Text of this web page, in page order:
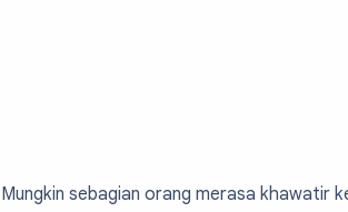
Mungkin sebagian orang merasa khawatir